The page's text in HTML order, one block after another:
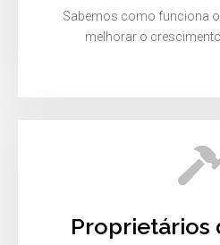
Sabemos como funciona
melhorar o
Proprietários